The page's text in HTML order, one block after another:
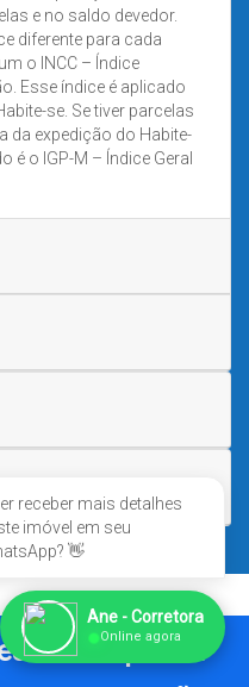
e no saldo devedor.
diferente para cada
o INCC – Índice
Esse índice é aplicado
se. Se tiver parcelas
da expedição do Habite-
é o IGP-M – Índice Geral
para a
receber mais detalhes
imóvel em seu
👋
Ane - Corretora
●Online agora